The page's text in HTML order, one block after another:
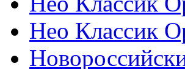
Нео Классик